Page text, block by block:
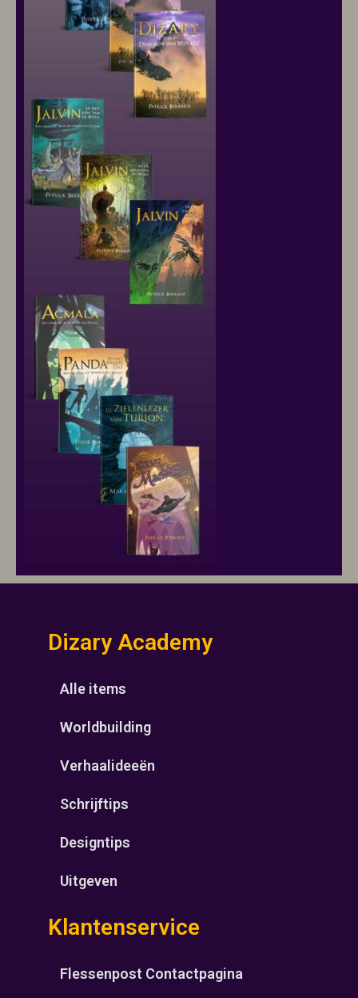
Dizary Academy
Alle items
Worldbuilding
Verhaalideeën
Schrijftips
Designtips
Uitgeven
Klantenservice
Flessenpost Contactpagina